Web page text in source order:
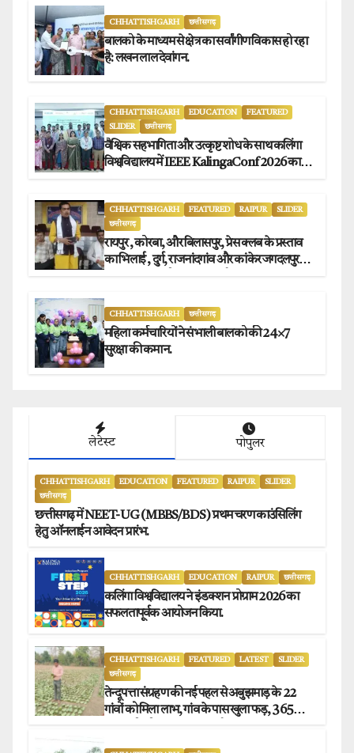
CHHATTISHGARH छत्तीसगढ़
बालको के माध्यम से क्षेत्र का सर्वांगीण विकास हो रहा
है: लखन लाल देवांगन.
CHHATTISHGARH EDUCATION
FEATURED
SLIDER
छत्तीसगढ़
वैश्विक सहभागिता और उत्कृष्ट शोध के साथ कलिंगा
विश्वविद्यालय में IEEE KalingaConf 2026 का
CHHATTISHGARH FEATURED RAIPUR
SLIDER
छत्तीसगढ़
रायपुर , कोरबा, और बिलासपुर, प्रेस क्लब के प्रस्ताव
का भिलाई , दुर्ग, राजनांदगांव और कांकेर जगदलपुर
CHHATTISHGARH छत्तीसगढ़
महिला कर्मचारियों ने संभाली बालको की 24×7
सुरक्षा की कमान.
लेटेस्ट पोपुलर
CHHATTISHGARH EDUCATION FEATURED RAIPUR
SLIDER
छत्तीसगढ़
छत्तीसगढ़ में NEET-UG (MBBS/BDS) प्रथम चरण काउंसिलिंग
हेतु ऑनलाईन आवेदन प्रारंभ.
CHHATTISHGARH EDUCATION RAIPUR छत्तीसगढ़
कलिंगा विश्वविद्यालय ने इंडक्शन प्रोग्राम 2026 का
सफलतापूर्वक आयोजन किया.
CHHATTISHGARH FEATURED LATEST
SLIDER
छत्तीसगढ़
तेन्दूपत्ता संग्रहण की नई पहल से अबुझमाड़ के 22
गांवों को मिला लाभ, गांव के पास खुला फड़, 365